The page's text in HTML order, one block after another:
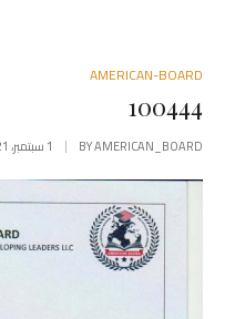
AMERICAN-BOARD
100444
BYAMERICAN_BOARD 1 سبتمبر، 2021